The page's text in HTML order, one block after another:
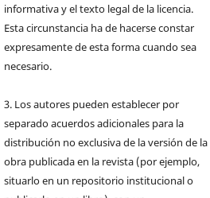
informativa y el texto legal de la licencia.
Esta circunstancia ha de hacerse constar
expresamente de esta forma cuando sea
necesario.
3. Los autores pueden establecer por
separado acuerdos adicionales para la
distribución no exclusiva de la versión de la
obra publicada en la revista (por ejemplo,
situarlo en un repositorio institucional o